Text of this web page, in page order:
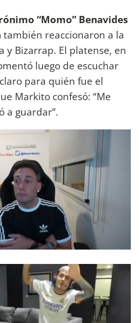
“Momo” Benavides
también reaccionaron a la
y Bizarrap. El platense, en
luego de escuchar
para quién fue el
Markito confesó: “Me
a guardar”.